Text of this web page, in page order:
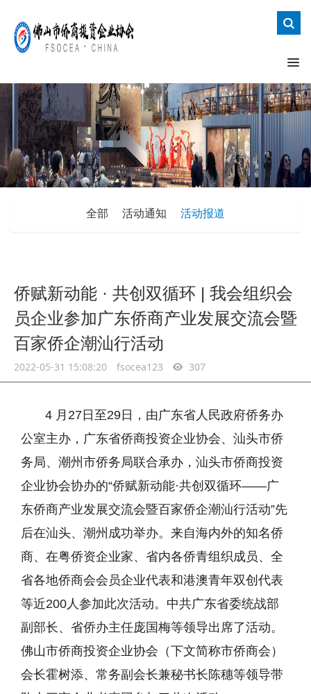
全部 活动通知 活动报道
侨赋新动能 · 共创双循环 | 我会组织会
员企业参加广东侨商产业发展交流会暨
百家侨企潮汕行活动
2022-05-31 15:08:20 fsocea123 307
4 月27日至29日，由广东省人民政府侨务办
公室主办，广东省侨商投资企业协会、汕头市侨
务局、潮州市侨务局联合承办，汕头市侨商投资
企业协会协办的“侨赋新动能·共创双循环——广
东侨商产业发展交流会暨百家侨企潮汕行活动”先
后在汕头、潮州成功举办。来自海内外的知名侨
商、在粤侨资企业家、省内各侨青组织成员、全
省各地侨商会会员企业代表和港澳青年双创代表
等近200人参加此次活动。中共广东省委统战部
副部长、省侨办主任庞国梅等领导出席了活动。
佛山市侨商投资企业协会（下文简称市侨商会）
会长霍树添、常务副会长兼秘书长陈穗等领导带